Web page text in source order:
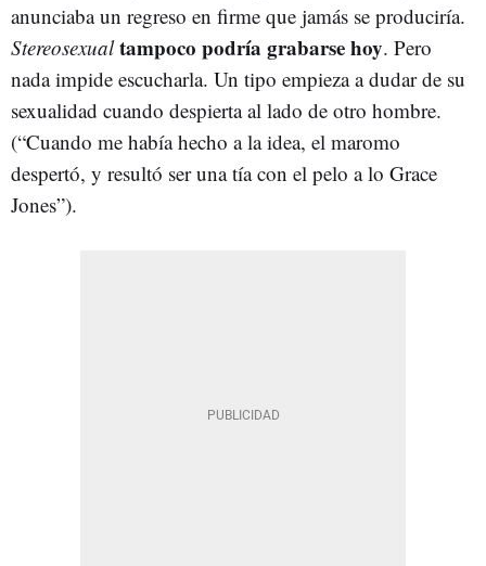
anunciaba un regreso en firme que jamás se produciría.
Stereosexual tampoco podría grabarse hoy. Pero
nada impide escucharla. Un tipo empieza a dudar de su
sexualidad cuando despierta al lado de otro hombre.
(“Cuando me había hecho a la idea, el maromo
despertó, y resultó ser una tía con el pelo a lo Grace
Jones”).